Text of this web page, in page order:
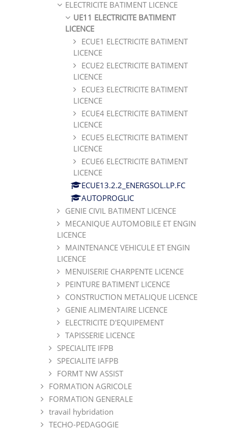
ELECTRICITE BATIMENT LICENCE
UE11 ELECTRICITE BATIMENT
LICENCE
ECUE1 ELECTRICITE BATIMENT
LICENCE
ECUE2 ELECTRICITE BATIMENT
LICENCE
ECUE3 ELECTRICITE BATIMENT
LICENCE
ECUE4 ELECTRICITE BATIMENT
LICENCE
ECUE5 ELECTRICITE BATIMENT
LICENCE
ECUE6 ELECTRICITE BATIMENT
LICENCE
ECUE13.2.2_ENERGSOL.LP.FC
AUTOPROGLIC
GENIE CIVIL BATIMENT LICENCE
MECANIQUE AUTOMOBILE ET ENGIN
LICENCE
MAINTENANCE VEHICULE ET ENGIN
LICENCE
MENUISERIE CHARPENTE LICENCE
PEINTURE BATIMENT LICENCE
CONSTRUCTION METALIQUE LICENCE
GENIE ALIMENTAIRE LICENCE
ELECTRICITE D'EQUIPEMENT
TAPISSERIE LICENCE
SPECIALITE IFPB
SPECIALITE IAFPB
FORMT NW ASSIST
FORMATION AGRICOLE
FORMATION GENERALE
travail hybridation
TECHO-PEDAGOGIE